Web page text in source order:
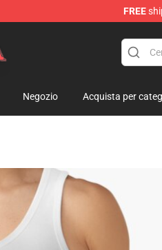
FREE
Negozio Acquista per